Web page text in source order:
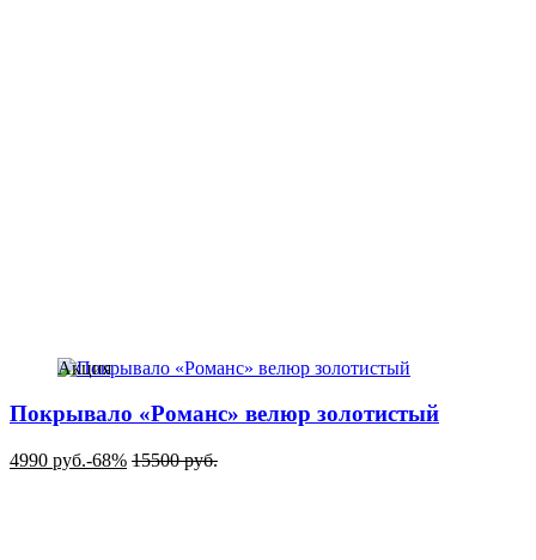
Акция
Покрывало «Романс» велюр золотистый
4990 руб.-68% 15500руб.